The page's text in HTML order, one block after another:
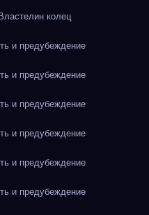
колец
и предубеждение
и предубеждение
и предубеждение
и предубеждение
и предубеждение
и предубеждение